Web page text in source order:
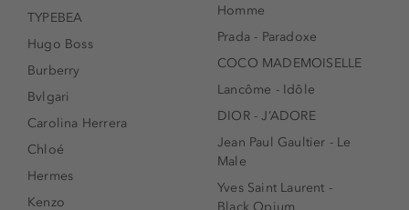
TYPEBEA
Hugo Boss
Burberry
Bvlgari
Carolina Herrera
Chloé
Hermes
Kenzo
Homme
Prada - Paradoxe
COCO MADEMOISELLE
Lancôme - Idôle
DIOR - J’ADORE
Jean Paul Gaultier - Le
Male
Yves Saint Laurent -
Black Opium